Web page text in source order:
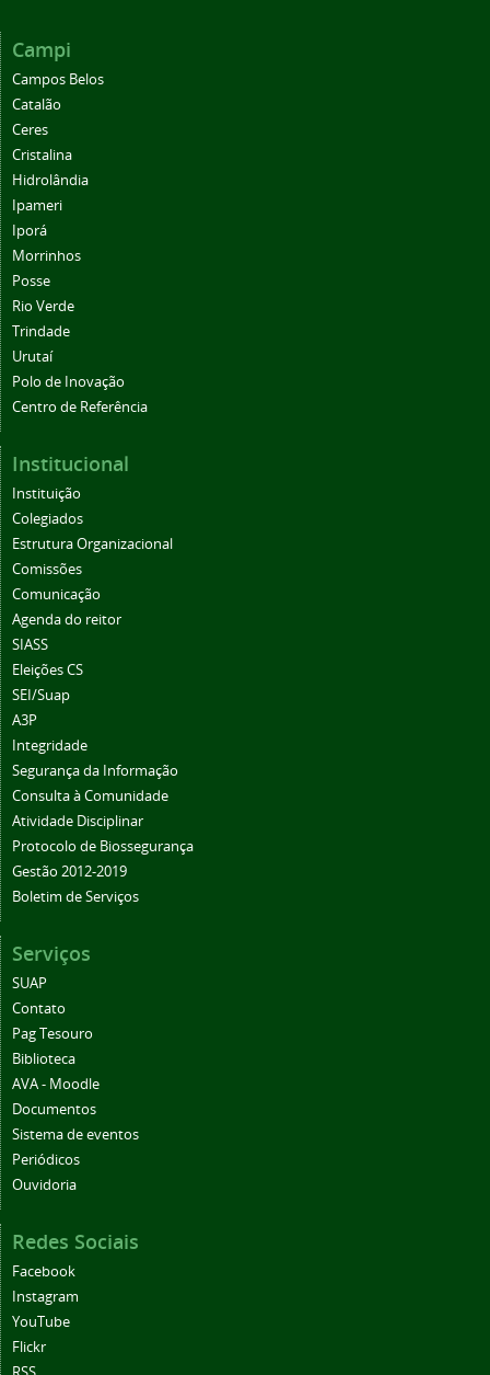
Campi
Campos Belos
Catalão
Ceres
Cristalina
Hidrolândia
Ipameri
Iporá
Morrinhos
Posse
Rio Verde
Trindade
Urutaí
Polo de Inovação
Centro de Referência
Institucional
Instituição
Colegiados
Estrutura Organizacional
Comissões
Comunicação
Agenda do reitor
SIASS
Eleições CS
SEI/Suap
A3P
Integridade
Segurança da Informação
Consulta à Comunidade
Atividade Disciplinar
Protocolo de Biossegurança
Gestão 2012-2019
Boletim de Serviços
Serviços
SUAP
Contato
Pag Tesouro
Biblioteca
AVA - Moodle
Documentos
Sistema de eventos
Periódicos
Ouvidoria
Redes Sociais
Facebook
Instagram
YouTube
Flickr